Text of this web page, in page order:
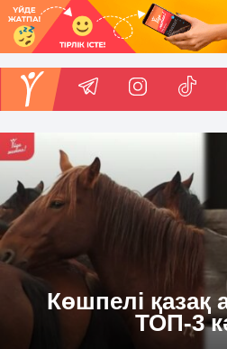
Көшпелі қазақ
ТОП-3